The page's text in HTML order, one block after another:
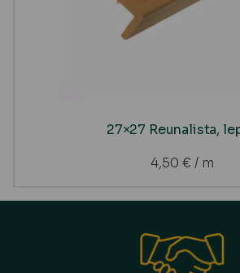
27×27 Reunalista,
4,50 € / m